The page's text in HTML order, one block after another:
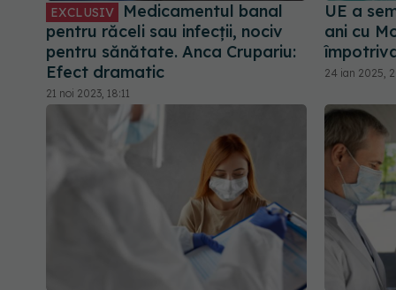
EXCLUSIV
Medicamentul banal
pentru răceli sau infecții, nociv
pentru sănătate. Anca Crupariu:
Efect dramatic
21 noi 2023, 18:11
UE a
ani cu
24 ian 2025,